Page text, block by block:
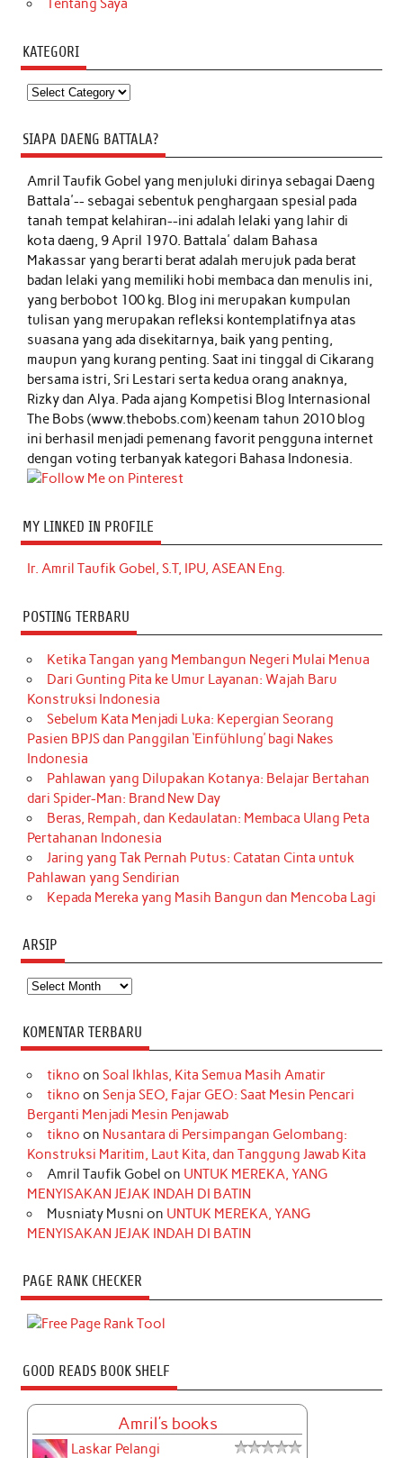
Tentang Saya
KATEGORI
Kategori
SIAPA DAENG BATTALA?
Amril Taufik Gobelyang menjuluki dirinya sebagai Daeng
Battala'-- sebagai sebentuk penghargaan spesial pada
tanah tempat kelahiran--ini adalah lelaki yang lahir di
kota daeng, 9 April 1970. Battala' dalam Bahasa
Makassar yang berarti berat adalah merujuk pada berat
badan lelaki yang memiliki hobi membaca dan menulis ini,
yang berbobot 100 kg. Blog ini merupakan kumpulan
tulisan yang merupakan refleksi kontemplatifnya atas
suasana yang ada disekitarnya, baik yang penting,
maupun yang kurang penting. Saat ini tinggal di Cikarang
bersama istri, Sri Lestari serta kedua orang anaknya,
Rizky dan Alya. Pada ajang Kompetisi Blog Internasional
The Bobs (www.thebobs.com) keenam tahun 2010 blog
ini berhasil menjadi pemenang favorit pengguna internet
dengan voting terbanyak kategori Bahasa Indonesia.
MY LINKED IN PROFILE
Ir. Amril Taufik Gobel, S.T, IPU, ASEAN Eng.
POSTING TERBARU
Ketika Tangan yang Membangun Negeri Mulai Menua
Dari Gunting Pita ke Umur Layanan: Wajah Baru
Konstruksi Indonesia
Sebelum Kata Menjadi Luka: Kepergian Seorang
Pasien BPJS dan Panggilan ‘Einfühlung’ bagi Nakes
Indonesia
Pahlawan yang Dilupakan Kotanya: Belajar Bertahan
dari Spider-Man: Brand New Day
Beras, Rempah, dan Kedaulatan: Membaca Ulang Peta
Pertahanan Indonesia
Jaring yang Tak Pernah Putus: Catatan Cinta untuk
Pahlawan yang Sendirian
Kepada Mereka yang Masih Bangun dan Mencoba Lagi
ARSIP
Arsip
KOMENTAR TERBARU
tikno on Soal Ikhlas, Kita Semua Masih Amatir
tikno on Senja SEO, Fajar GEO: Saat Mesin Pencari
Berganti Menjadi Mesin Penjawab
tikno on Nusantara di Persimpangan Gelombang:
Konstruksi Maritim, Laut Kita, dan Tanggung Jawab Kita
Amril Taufik Gobel on UNTUK MEREKA, YANG
MENYISAKAN JEJAK INDAH DI BATIN
Musniaty Musni on UNTUK MEREKA, YANG
MENYISAKAN JEJAK INDAH DI BATIN
PAGE RANK CHECKER
GOOD READS BOOK SHELF
Amril's books
Laskar Pelangi